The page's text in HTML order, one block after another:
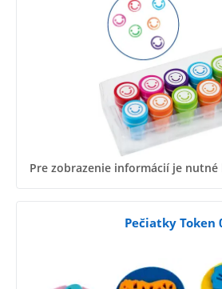
Pre zobrazenie informácií je
Pečiatky Token